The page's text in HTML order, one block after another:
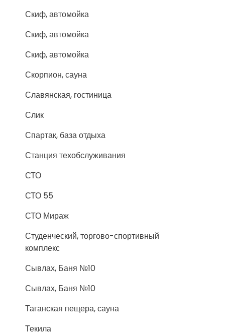
Скиф, автомойка
Скиф, автомойка
Скиф, автомойка
Скорпион, сауна
Славянская, гостиница
Слик
Спартак, база отдыха
Станция техобслуживания
СТО
СТО 55
СТО Мираж
Студенческий, торгово-спортивный
комплекс
Сывлах, Баня №10
Сывлах, Баня №10
Таганская пещера, сауна
Текила